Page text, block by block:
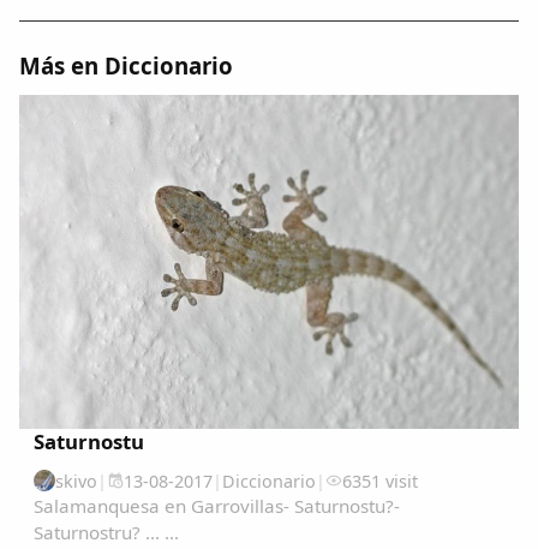
Cancionero Local
Apodos
La palra
Modo oscuro
Más en Diccionario
Saturnostu
skivo | 13-08-2017| Diccionario | 6351 visit
Salamanquesa en Garrovillas- Saturnostu?-
Saturnostru? ... ...